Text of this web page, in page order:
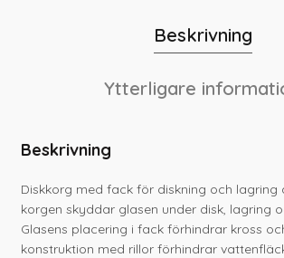
Beskrivning
Ytterligare
Beskrivning
Diskkorg med fack för diskning och lagring
korgen skyddar glasen under disk, lagring
Glasens placering i fack förhindrar kross
konstruktion med rillor förhindrar